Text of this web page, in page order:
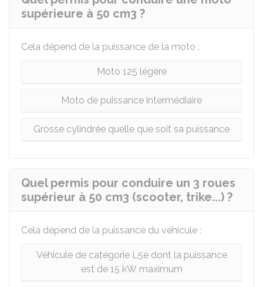
supérieure à 50 cm3 ?
Cela dépend de la puissance de la moto :
Moto 125 légère
Moto de puissance intermédiaire
Grosse cylindrée quelle que soit sa puissance
Quel permis pour conduire un 3 roues
supérieur à 50 cm3 (scooter, trike...) ?
Cela dépend de la puissance du véhicule :
Véhicule de catégorie L5e dont la puissance
est de 15 kW maximum